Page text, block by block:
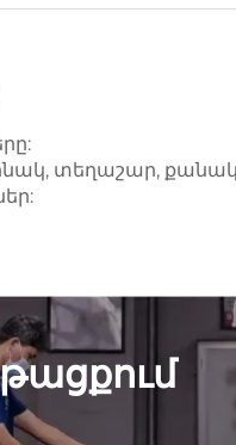
տեղաշար, քանակ